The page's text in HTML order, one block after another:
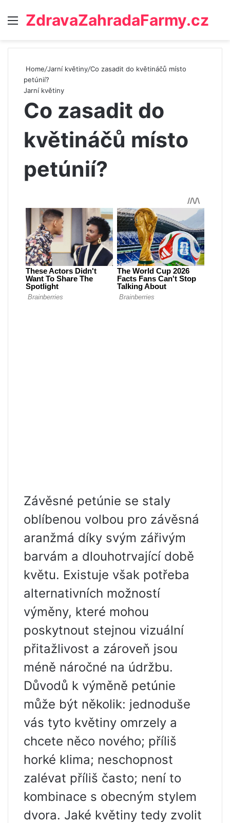
Menu
ZdravaZahradaFarmy.cz
Home/Jarní květiny/Co zasadit do květináčů místo
petúnií?
Jarní květiny
Co zasadit do
květináčů místo
petúnií?
Závěsné petúnie se staly
oblíbenou volbou pro závěsná
aranžmá díky svým zářivým
barvám a dlouhotrvající době
květu. Existuje však potřeba
alternativních možností
výměny, které mohou
poskytnout stejnou vizuální
přitažlivost a zároveň jsou
méně náročné na údržbu.
Důvodů k výměně petúnie
může být několik: jednoduše
vás tyto květiny omrzely a
chcete něco nového; příliš
horké klima; neschopnost
zalévat příliš často; není to
kombinace s obecným stylem
dvora. Jaké květiny tedy zvolit